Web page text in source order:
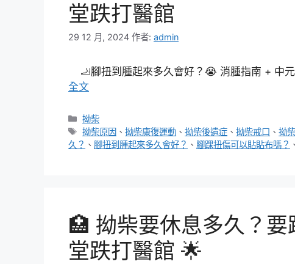
堂跌打醫館
29 12 月, 2024 作者: admin
🦶腳扭到腫起來多久會好？😭 消腫指南 + 中
全文
分
類
拗柴
標
籤
拗柴原因 、拗柴康復運動 、拗柴後遺症 、拗柴戒口 、拗
久？ 、 腳扭到腫起來多久會好？ 、 腳踝扭傷可以貼貼布嗎？ 、
🏥 拗柴要休息多久？
堂跌打醫館 🌟